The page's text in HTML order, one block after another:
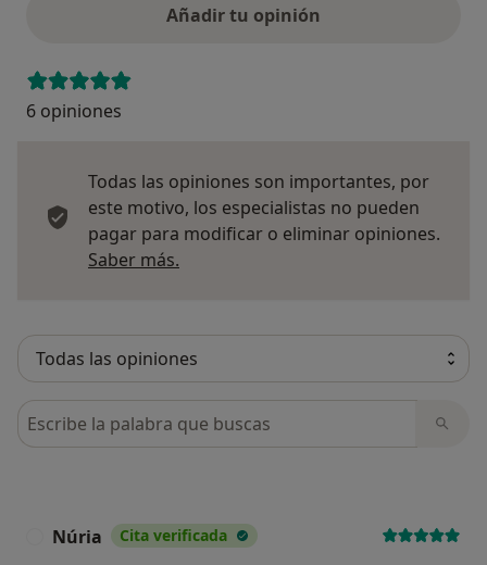
Añadir tu opinión
6 opiniones
Todas las opiniones son importantes, por
este motivo, los especialistas no pueden
pagar para modificar o eliminar opiniones.
Saber más.
Busca en opiniones
Núria Cita verificada